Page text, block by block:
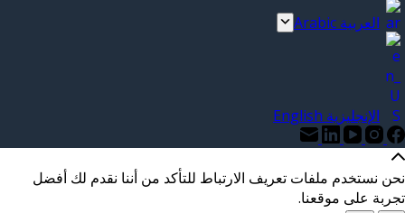
العربية Arabic
الإنجليزية English
نحن نستخدم ملفات تعريف الارتباط للتأكد من أننا نقدم لك أفضل
تجربة على موقعنا.